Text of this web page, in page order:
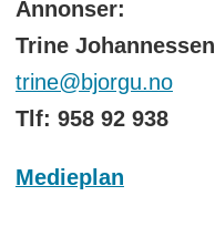
Annonser:
Trine Johannessen
trine@bjorgu.no
Tlf: 958 92 938
Medieplan